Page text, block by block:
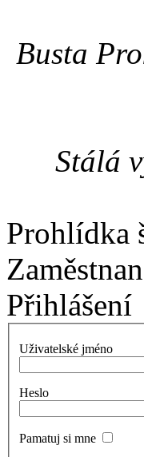
Busta
Stálá
Prohlídka
Přihlášení
Uživatelské jméno
Heslo
Pamatuj si mne